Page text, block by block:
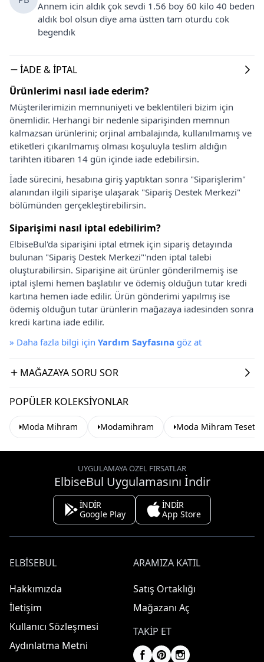
Annem icin aldık çok sevdi 1.56 boy 60 kilo 40 beden
aldık bol olsun diye ama üstten tam oturdu cok
begendık
İADE & İPTAL
Ürünlerimi nasıl iade ederim?
Müşterilerimizin memnuniyeti ve beklentileri bizim için
önemlidir. Herhangi bir nedenle siparişinden memnun
kalmazsan ürünlerini; orjinal ambalajında, kullanılmamış ve
etiketleri çıkarılmamış olması koşuluyla teslim aldığın
tarihten itibaren 14 gün içinde iade edebilirsin.
İade sürecini, hesabına giriş yaptıktan sonra "Siparişlerim"
alanından ilgili siparişe ulaşarak "Sipariş Destek Merkezi"
bölümünden gerçekleştirebilirsin.
Siparişimi nasıl iptal edebilirim?
ElbiseBul'da siparişini iptal etmek için sipariş detayında
bulunan "Sipariş Destek Merkezi"'nden iptal talebi
oluşturabilirsin. Siparişine ait ürünler gönderilmemiş ise
iptal işlemi hemen başlatılır ve ödemiş olduğun tutar kredi
kartına hemen iade edilir. Ürün gönderimi yapılmış ise
ödemiş olduğun tutar ürünlerin mağazaya iadesinden sonra
kredi kartına iade edilir.
» Daha fazla bilgi için Yardım Sayfasına göz at
MAĞAZAYA SORU SOR
POPÜLER KOLEKSIYONLAR
Moda Mihram Modamihram Moda Mihram
UYGULAMAYA ÖZEL FIRSATLAR
ElbiseBul Uygulamasını İndir
İNDİR
Google Play
İNDİR
App Store
ELBISEBUL
Hakkımızda
İletişim
Kullanıcı Sözleşmesi
Aydınlatma Metni
ARAMIZA KATIL
Satış Ortaklığı
Mağazanı Aç
TAKIP ET